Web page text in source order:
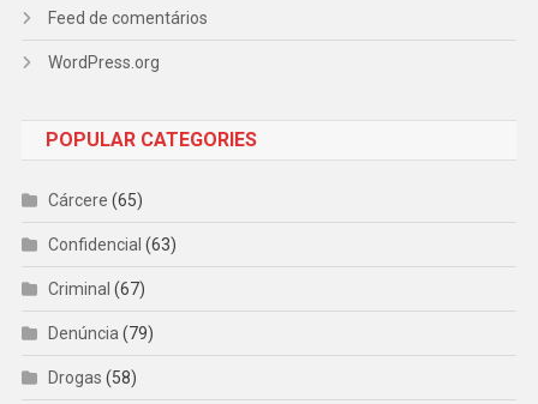
Feed de comentários
WordPress.org
POPULAR CATEGORIES
Cárcere (65)
Confidencial (63)
Criminal (67)
Denúncia(79)
Drogas (58)